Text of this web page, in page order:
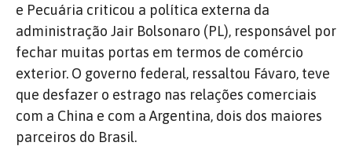
e Pecuária criticou a política externa da
administração Jair Bolsonaro (PL), responsável por
fechar muitas portas em termos de comércio
exterior. O governo federal, ressaltou Fávaro, teve
que desfazer o estrago nas relações comerciais
com a China e com a Argentina, dois dos maiores
parceiros do Brasil.